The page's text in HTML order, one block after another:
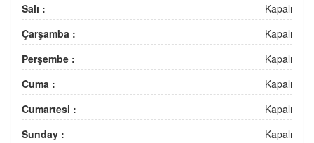
Salı :
Kapalı
Çarşamba :
Kapalı
Perşembe :
Kapalı
Cuma :
Kapalı
Cumartesi :
Kapalı
Sunday :
Kapalı